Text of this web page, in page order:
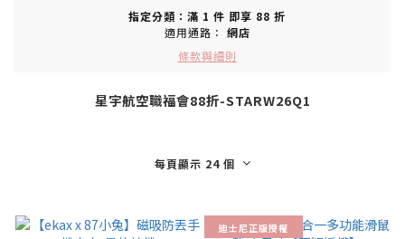
指定分類：滿 1 件 即享 88 折
適用通路： 網店
條款與細則
星宇航空職福會88折-STARW26Q1
每頁顯示 24 個
迪士尼正版授權